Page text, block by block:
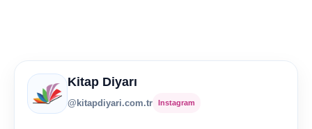
Kitap Diyarı
@kitapdiyari.com.tr Instagram